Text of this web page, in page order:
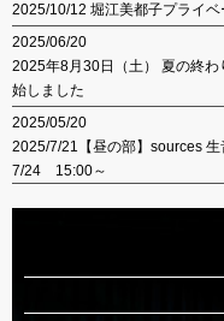
2025/10/12 堀江美都子プライ
2025/06/20
2025年8月30日（土） 夏の終
始しました
2025/05/20
2025/7/21【昼の部】sources
7/24 15:00～